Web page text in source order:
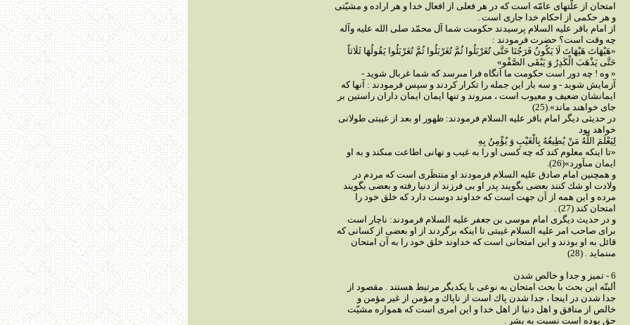
امتحان از علّت‏هاى عامّه است كه در هر فعلى از افعال خدا و هر اراده و مشيّتى
و هر حكمى از احكام خدا جارى است .
از امام باقر عليه السلام پرسيدند حكومت شما آل محمّد صلى الله عليه وآله
چه وقت است؟ حضرت فرمودند :
«هَيْهَاتَ هَيْهَاتَ لَا يَكُونُ فَرَجُنَا حَتَّى تُغَرْبَلُوا ثُمَّ تُغَرْبَلُوا ثُمَّ تُغَرْبَلُوا يَقُولُهَا ثَلَاثاً
حَتَّى يَذْهَبَ الْكَدِرُ وَ يَبْقَى الصَّفْو»
« وه ! چه دور است حكومت ما آنگاه فرا مى‏رسد كه شما غربال شويد -
آزمايش شويد - و سه بار اين جمله را تكرار كردند و سپس فرمودند : آنها كه
ايمانشان ضعيف و معيوب است ، مى‏روند و تنها ايمان ايمان داران راستين بر
جاى خواهند ماند».(25)
در حديثى ديگر امام باقر عليه السلام فرمودند: ظهور او بعد از غيبتى طولانى
خواهد بود
لِيَعْلَمَ اللَّهُ مَنْ يُطِيعُهُ بِالْغَيْبِ وَ يُؤْمِنُ بِهِ‏
«تا اينكه معلوم كند كه چه كسى او را به غيب و نهانى اطاعت مى‏كند و به او
ايمان مى‏آورد»(26).
و همچنين امام صادق عليه السلام فرمودند او منتظَرى است كه مردم در
ولادت او شك كنند بعضى بگويند پدر او بى فرزند از دنيا رفته و بعضى بگويند
مرده و اين همه از آن جهت است كه خداوند دوست دارد كه خلق خود را
امتحان كند (27) .
و در حديث ديگرى امام موسى بن جعفر عليه السلام فرمودند: ناچار است
براى صاحب امر عليه السلام غيبتى تا اينكه برگردند از او بعضى از كسانى كه
قائل به او بودند و اين امتحانى است كه خداوند خلق خود را به آن امتحان
مى‏نمايد . (28)
6 - تميز و جدا و خالص شدن
ألبتّه اين بحث با بحث امتحان به نوعى با يكديگر مرتبط هستند . مقصود از
جدا شدن در اينجا ، جدا شدن پاك است از ناپاك و مؤمن از غير مؤمن و
خالص از منافق و اهل دنيا از اهل خدا و اين امرى است كه همواره مشيّت
حق بوده است نسبت به بشر .